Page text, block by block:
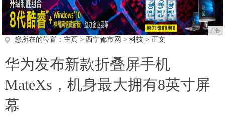
广告
您所在的位置： 主页 > 西宁都市网 > 科技> 正文
华为发布新款折叠屏手机
MateXs，机身最大拥有8英寸屏
幕